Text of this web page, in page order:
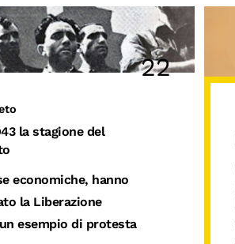
22
la stagione del
economiche, hanno
la Liberazione
esempio di protesta